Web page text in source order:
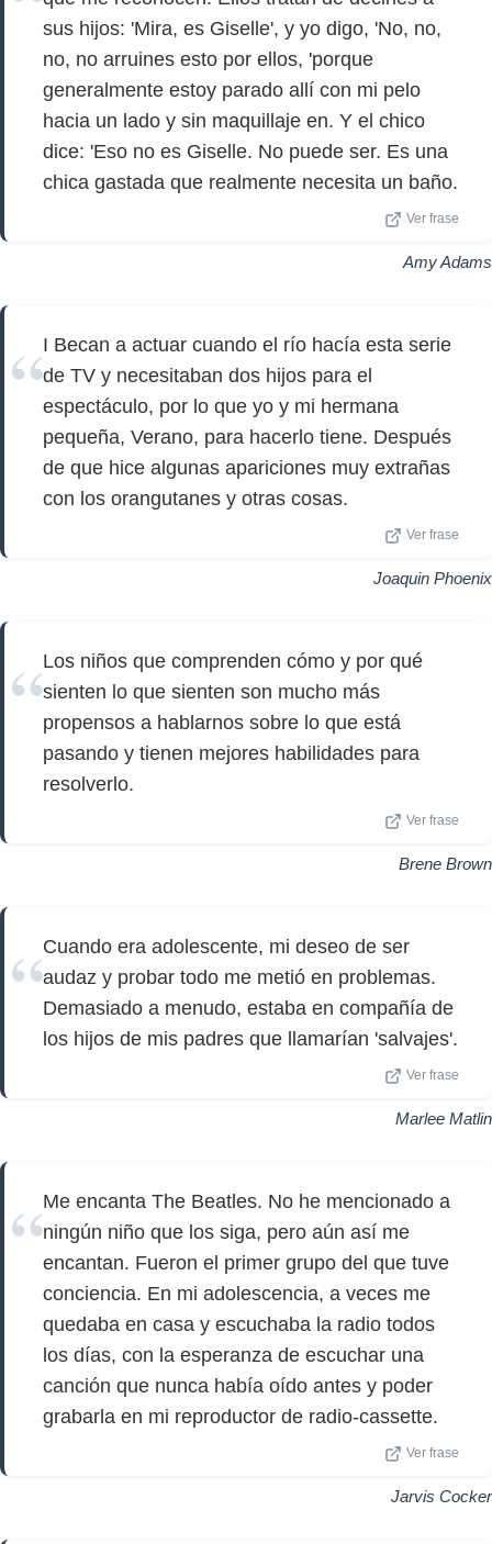
sus hijos: 'Mira, es Giselle', y yo digo, 'No, no,
no, no arruines esto por ellos, 'porque
generalmente estoy parado allí con mi pelo
hacia un lado y sin maquillaje en. Y el chico
dice: 'Eso no es Giselle. No puede ser. Es una
chica gastada que realmente necesita un baño.
Ver frase
Amy Adams
I Becan a actuar cuando el río hacía esta serie
de TV y necesitaban dos hijos para el
espectáculo, por lo que yo y mi hermana
pequeña, Verano, para hacerlo tiene. Después
de que hice algunas apariciones muy extrañas
con los orangutanes y otras cosas.
Ver frase
Joaquin Phoenix
Los niños que comprenden cómo y por qué
sienten lo que sienten son mucho más
propensos a hablarnos sobre lo que está
pasando y tienen mejores habilidades para
resolverlo.
Ver frase
Brene Brown
Cuando era adolescente, mi deseo de ser
audaz y probar todo me metió en problemas.
Demasiado a menudo, estaba en compañía de
los hijos de mis padres que llamarían 'salvajes'.
Ver frase
Marlee Matlin
Me encanta The Beatles. No he mencionado a
ningún niño que los siga, pero aún así me
encantan. Fueron el primer grupo del que tuve
conciencia. En mi adolescencia, a veces me
quedaba en casa y escuchaba la radio todos
los días, con la esperanza de escuchar una
canción que nunca había oído antes y poder
grabarla en mi reproductor de radio-cassette.
Ver frase
Jarvis Cocker